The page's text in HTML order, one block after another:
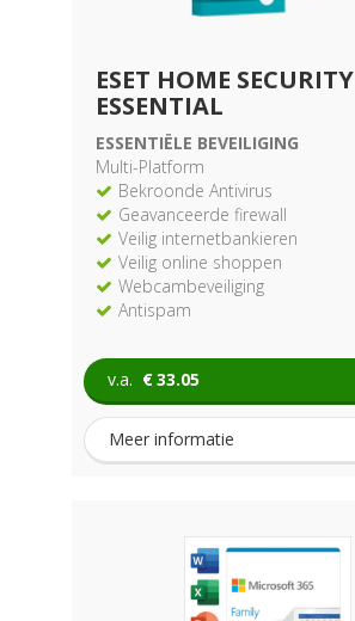
ESET HOME SECURITY
ESSENTIAL
ESSENTIËLE BEVEILIGING
Multi-Platform
Bekroonde Antivirus
Geavanceerde firewall
Veilig internetbankieren
Veilig online shoppen
Webcambeveiliging
Antispam
v.a. €33.05
Meer informatie